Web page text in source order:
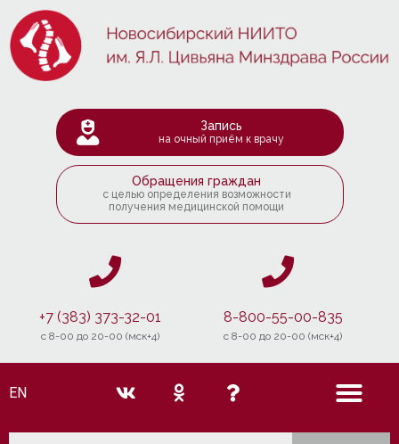
Запись
на очный приём к врачу
Обращения граждан
с целью определения возможности
получения медицинской помощи
+7 (383) 373-32-01
c 8-00 до 20-00 (мск+4)
8-800-55-00-835
c 8-00 до 20-00 (мск+4)
EN